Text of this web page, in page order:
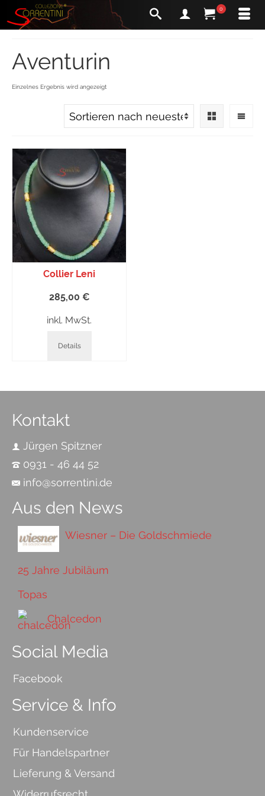
0
Aventurin
Einzelnes Ergebnis wird angezeigt
Collier Leni
285,00 €
inkl. MwSt.
Details
Kontakt
Jürgen Spitzner
0931 - 46 44 52
info@sorrentini.de
Aus den News
Wiesner – Die Goldschmiede
25 Jahre Jubiläum
Topas
Chalcedon
Social Media
Facebook
Service & Info
Kundenservice
Für Handelspartner
Lieferung & Versand